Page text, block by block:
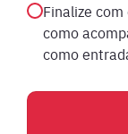
Finalize
como
como